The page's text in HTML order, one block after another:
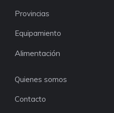
Provincias
Equipamiento
Alimentación
Quienes somos
Contacto